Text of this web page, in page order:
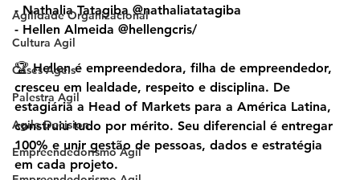
Agilidade Organizacional
Cultura Agil
Cases Ageis
Palestra Agil
Agile Decision
Empreendedorismo Ágil
- Nathalia Tatagiba @nathaliatatagiba
- Hellen Almeida @hellengcris/
🏆 Hellen é empreendedora, filha de empreendedor,
cresceu em lealdade, respeito e disciplina. De
estagiária a Head of Markets para a América Latina,
construiu tudo por mérito. Seu diferencial é entregar
100% e unir gestão de pessoas, dados e estratégia
em cada projeto.